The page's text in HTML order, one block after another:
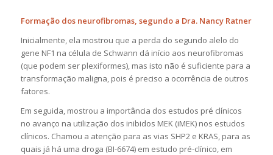
Formação dos neurofibromas, segundo a Dra. Nancy Ratner
Inicialmente, ela mostrou que a perda do segundo alelo do
gene NF1 na célula de Schwann dá início aos neurofibromas
(que podem ser plexiformes), mas isto não é suficiente para a
transformação maligna, pois é preciso a ocorrência de outros
fatores.
Em seguida, mostrou a importância dos estudos pré clínicos
no avanço na utilização dos inibidos MEK (iMEK) nos estudos
clínicos. Chamou a atenção para as vias SHP2 e KRAS, para as
quais já há uma droga (BI-6674) em estudo pré-clínico, em